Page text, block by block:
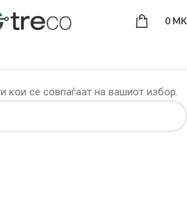
0
кои се совпаѓаат на вашиот избор.